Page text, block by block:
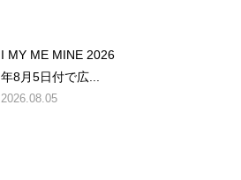
I MY ME MINE 2026
年8月5日付で広...
2026.08.05